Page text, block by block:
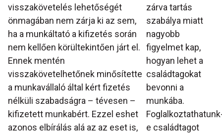
zárva tartás
szabálya miatt
nagyobb
figyelmet kap,
hogyan lehet a
családtagokat
bevonni a
munkába.
e családtagot
visszakövetelés lehetőségét
önmagában nem zárja ki az sem,
ha a munkáltató a kifizetés során
nem kellően körültekintően járt el.
Ennek mentén
visszakövetelhetőnek minősítette
a munkavállaló által kért fizetés
nélküli szabadságra – tévesen –
kifizetett munkabért. Ezzel eshet
azonos elbírálás alá az az eset is,